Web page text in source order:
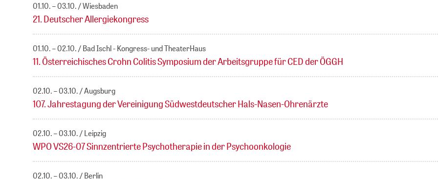
01.10. – 03.10. Wiesbaden
21. Deutscher Allergiekongress
01.10. – 02.10. Bad Ischl - Kongress- und TheaterHaus
11. Österreichisches Crohn Colitis Symposium der Arbeitsgruppe für CED der ÖGGH
02.10. – 03.10. Augsburg
107. Jahrestagung der Vereinigung Südwestdeutscher Hals-Nasen-Ohrenärzte
02.10. – 03.10. Leipzig
WPO VS26-07 Sinnzentrierte Psychotherapie in der Psychoonkologie
02.10. – 03.10. Berlin